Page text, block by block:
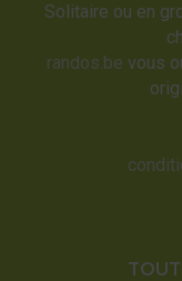
Solitaire ou en
randos.be vous